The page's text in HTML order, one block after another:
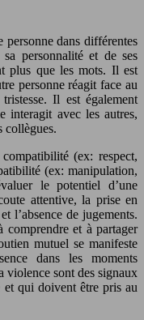
personne dans différentes
personnalité et de ses
plus que les mots. Il est
personne réagit face au
Il est également
interagit avec les autres,
collègues.
(ex: respect,
(ex: manipulation,
le potentiel d’une
attentive, la prise en
l’absence de jugements.
comprendre et à partager
mutuel se manifeste
dans les moments
sont des signaux
qui doivent être pris au